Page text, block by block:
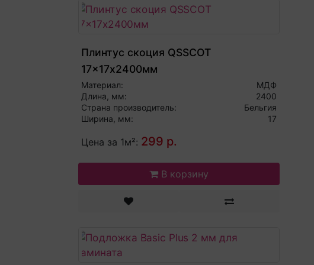
Плинтус скоция QSSCOT
17x17х2400мм
Материал:
МДФ
Длина, мм:
2400
Страна производитель:
Бельгия
Ширина, мм:
17
Цена за 1м²: 299 р.
В корзину